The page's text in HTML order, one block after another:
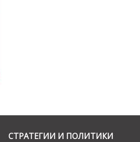
СТРАТЕГИИ И ПОЛИТИКИ